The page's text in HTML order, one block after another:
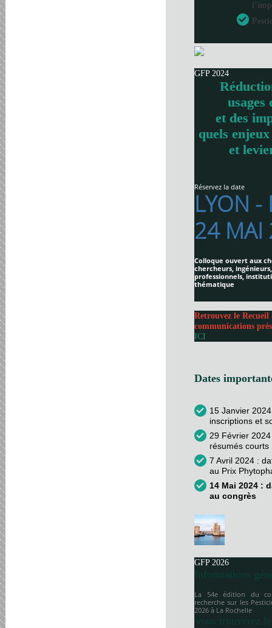
GFP 2024
usages
et des
quels
et
Réservez la date
LYON
24 MAI
Colloque ouvert aux
chercheurs,
professionnels,
thématique
Retrouvez le Recueil
communications
ICI
Dates
15 Janvier
inscriptions et
29 Février
résumés courts
7 Avril 2024 :
au Prix
14 Mai 2024 :
au congrès
GFP 2026
Informations
La 54e édition du
recherche sur les
2026 à La Rochelle
vous trouverez